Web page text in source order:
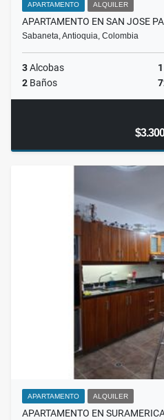
APARTAMENTO ALQUILER
APARTAMENTO EN SAN JOSE
Sabaneta, Antioquia, Colombia
3Alcobas 1
2 Baños
APARTAMENTO ALQUILER
APARTAMENTO EN